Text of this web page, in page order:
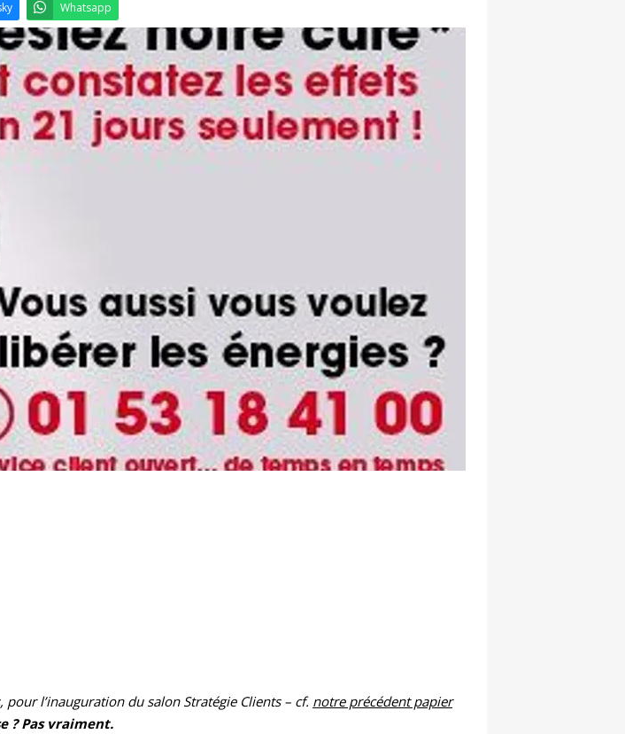
Twitter Bluesky Whatsapp
l’inauguration du salon Stratégie Clients – cf. notre précédent papier
? Pas vraiment.